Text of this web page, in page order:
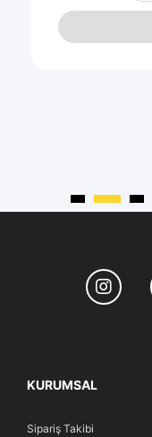
KURUMSAL
Sipariş Takibi